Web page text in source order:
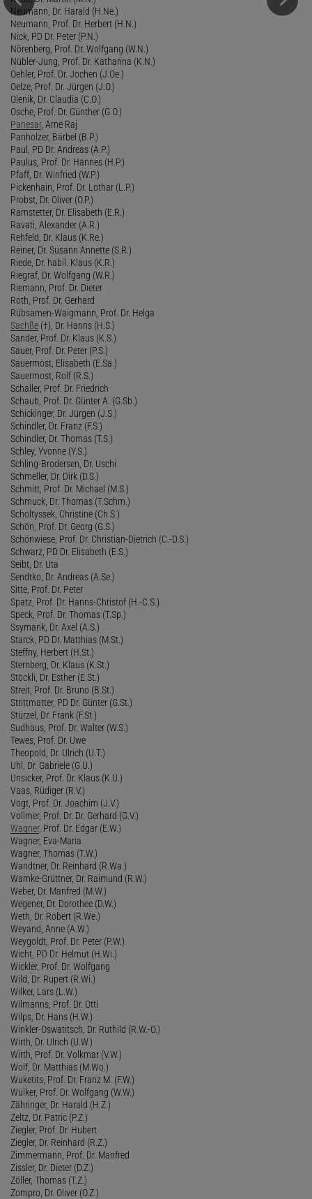
Neumann, Dr. Harald (H.Ne.)
Neumann, Prof. Dr. Herbert (H.N.)
Nick, PD Dr. Peter (P.N.)
Nörenberg, Prof. Dr. Wolfgang (W.N.)
Nübler-Jung, Prof. Dr. Katharina (K.N.)
Oehler, Prof. Dr. Jochen (J.Oe.)
Oelze, Prof. Dr. Jürgen (J.O.)
Olenik, Dr. Claudia (C.O.)
Osche, Prof. Dr. Günther (G.O.)
Panesar, Arne Raj
Panholzer, Bärbel (B.P.)
Paul, PD Dr. Andreas (A.P.)
Paulus, Prof. Dr. Hannes (H.P.)
Pfaff, Dr. Winfried (W.P.)
Pickenhain, Prof. Dr. Lothar (L.P.)
Probst, Dr. Oliver (O.P.)
Ramstetter, Dr. Elisabeth (E.R.)
Ravati, Alexander (A.R.)
Rehfeld, Dr. Klaus (K.Re.)
Reiner, Dr. Susann Annette (S.R.)
Riede, Dr. habil. Klaus (K.R.)
Riegraf, Dr. Wolfgang (W.R.)
Riemann, Prof. Dr. Dieter
Roth, Prof. Dr. Gerhard
Rübsamen-Waigmann, Prof. Dr. Helga
Sachße (†), Dr. Hanns (H.S.)
Sander, Prof. Dr. Klaus (K.S.)
Sauer, Prof. Dr. Peter (P.S.)
Sauermost, Elisabeth (E.Sa.)
Sauermost, Rolf (R.S.)
Schaller, Prof. Dr. Friedrich
Schaub, Prof. Dr. Günter A. (G.Sb.)
Schickinger, Dr. Jürgen (J.S.)
Schindler, Dr. Franz (F.S.)
Schindler, Dr. Thomas (T.S.)
Schley, Yvonne (Y.S.)
Schling-Brodersen, Dr. Uschi
Schmeller, Dr. Dirk (D.S.)
Schmitt, Prof. Dr. Michael (M.S.)
Schmuck, Dr. Thomas (T.Schm.)
Scholtyssek, Christine (Ch.S.)
Schön, Prof. Dr. Georg (G.S.)
Schönwiese, Prof. Dr. Christian-Dietrich (C.-D.S.)
Schwarz, PD Dr. Elisabeth (E.S.)
Seibt, Dr. Uta
Sendtko, Dr. Andreas (A.Se.)
Sitte, Prof. Dr. Peter
Spatz, Prof. Dr. Hanns-Christof (H.-C.S.)
Speck, Prof. Dr. Thomas (T.Sp.)
Ssymank, Dr. Axel (A.S.)
Starck, PD Dr. Matthias (M.St.)
Steffny, Herbert (H.St.)
Sternberg, Dr. Klaus (K.St.)
Stöckli, Dr. Esther (E.St.)
Streit, Prof. Dr. Bruno (B.St.)
Strittmatter, PD Dr. Günter (G.St.)
Stürzel, Dr. Frank (F.St.)
Sudhaus, Prof. Dr. Walter (W.S.)
Tewes, Prof. Dr. Uwe
Theopold, Dr. Ulrich (U.T.)
Uhl, Dr. Gabriele (G.U.)
Unsicker, Prof. Dr. Klaus (K.U.)
Vaas, Rüdiger (R.V.)
Vogt, Prof. Dr. Joachim (J.V.)
Vollmer, Prof. Dr. Dr. Gerhard (G.V.)
Wagner, Prof. Dr. Edgar (E.W.)
Wagner, Eva-Maria
Wagner, Thomas (T.W.)
Wandtner, Dr. Reinhard (R.Wa.)
Warnke-Grüttner, Dr. Raimund (R.W.)
Weber, Dr. Manfred (M.W.)
Wegener, Dr. Dorothee (D.W.)
Weth, Dr. Robert (R.We.)
Weyand, Anne (A.W.)
Weygoldt, Prof. Dr. Peter (P.W.)
Wicht, PD Dr. Helmut (H.Wi.)
Wickler, Prof. Dr. Wolfgang
Wild, Dr. Rupert (R.Wi.)
Wilker, Lars (L.W.)
Wilmanns, Prof. Dr. Otti
Wilps, Dr. Hans (H.W.)
Winkler-Oswatitsch, Dr. Ruthild (R.W.-O.)
Wirth, Dr. Ulrich (U.W.)
Wirth, Prof. Dr. Volkmar (V.W.)
Wolf, Dr. Matthias (M.Wo.)
Wuketits, Prof. Dr. Franz M. (F.W.)
Wülker, Prof. Dr. Wolfgang (W.W.)
Zähringer, Dr. Harald (H.Z.)
Zeltz, Dr. Patric (P.Z.)
Ziegler, Prof. Dr. Hubert
Ziegler, Dr. Reinhard (R.Z.)
Zimmermann, Prof. Dr. Manfred
Zissler, Dr. Dieter (D.Z.)
Zöller, Thomas (T.Z.)
Zompro, Dr. Oliver (O.Z.)